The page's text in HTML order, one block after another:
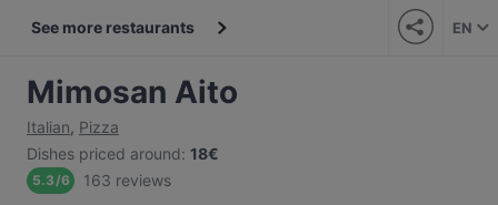
See more restaurants EN
Mimosan Aito
Italian, Pizza
Dishes priced around: 18€
5.3/6 163 reviews